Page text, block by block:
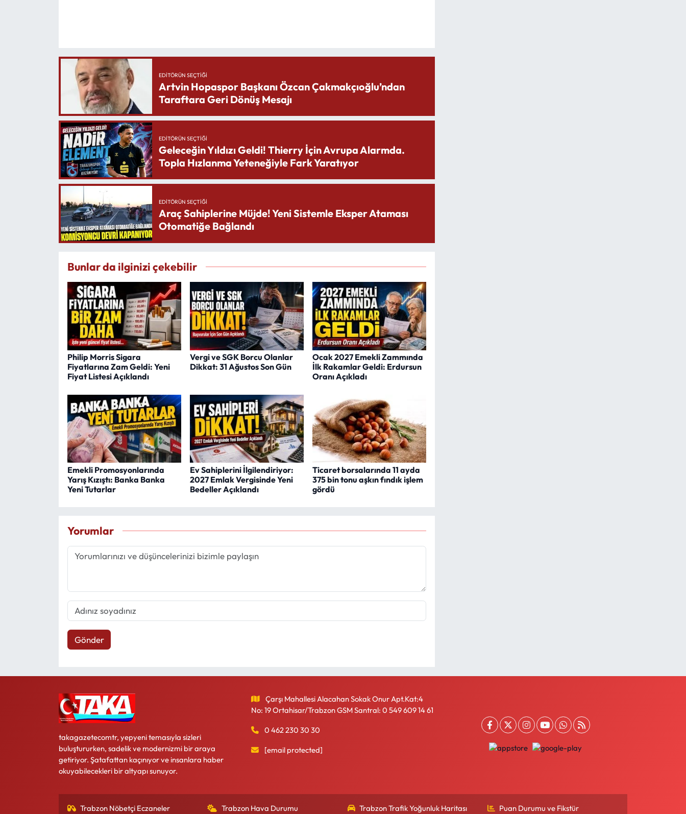
EDITÖRÜN SEÇTIĞI
Artvin Hopaspor Başkanı Özcan Çakmakçıoğlu’ndan
Taraftara Geri Dönüş Mesajı
EDITÖRÜN SEÇTIĞI
Geleceğin Yıldızı Geldi! Thierry İçin Avrupa Alarmda.
Topla Hızlanma Yeteneğiyle Fark Yaratıyor
EDITÖRÜN SEÇTIĞI
Araç Sahiplerine Müjde! Yeni Sistemle Eksper Ataması
Otomatiğe Bağlandı
Bunlar da ilginizi çekebilir
Philip Morris Sigara
Fiyatlarına Zam Geldi: Yeni
Fiyat Listesi Açıklandı
Vergi ve SGK Borcu Olanlar
Dikkat: 31 Ağustos Son Gün
Ocak 2027 Emekli Zammında
İlk Rakamlar Geldi: Erdursun
Oranı Açıkladı
Emekli Promosyonlarında
Yarış Kızıştı: Banka Banka
Yeni Tutarlar
Ev Sahiplerini İlgilendiriyor:
2027 Emlak Vergisinde Yeni
Bedeller Açıklandı
Ticaret borsalarında 11 ayda
375 bin tonu aşkın fındık işlem
gördü
Yorumlar
Gönder
takagazetecomtr, yepyeni temasıyla sizleri
buluştururken, sadelik ve modernizmi bir araya
getiriyor. Şatafattan kaçınıyor ve insanlara haber
okuyabilecekleri bir altyapı sunuyor.
Çarşı Mahallesi Alacahan Sokak Onur Apt.Kat:4
No: 19 Ortahisar/Trabzon GSM Santral: 0 549 609 14 61
0 462 230 30 30
[email protected]
Trabzon Nöbetçi Eczaneler Trabzon Hava Durumu Trabzon Trafik Yoğunluk Haritası Puan Durumu ve Fikstür